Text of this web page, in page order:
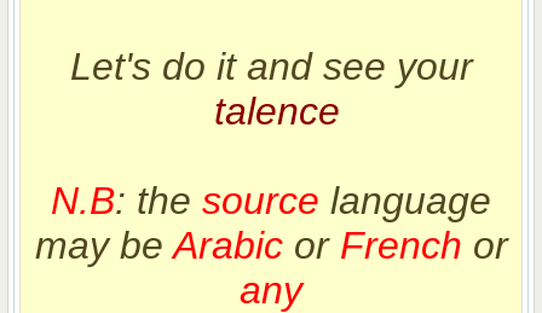
Let's do it and see your
talence
N.B: the source language
may beArabic or French or
any